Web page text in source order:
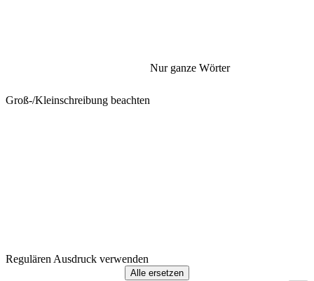
Groß-/Kleinschreibung beachten
Nur ganze Wörter
Regulären Ausdruck verwenden
Alle ersetzen